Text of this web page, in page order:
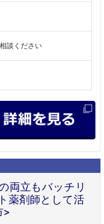
談ください
両立もバッチリ
薬剤師として活
>